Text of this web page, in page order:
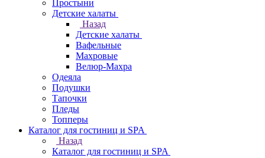
Простыни
Детские халаты
Назад
Детские халаты
Вафельные
Махровые
Велюр-Махра
Одеяла
Подушки
Тапочки
Пледы
Топперы
Каталог для гостиниц и SPA
Назад
Каталог для гостиниц и SPA